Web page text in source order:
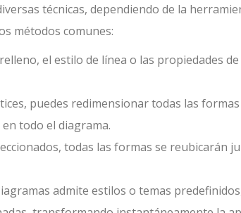
técnicas, dependiendo de la
métodos comunes:
el estilo de línea o las propiedades
puedes redimensionar todas las
todo el diagrama.
todas las formas se reubicarán
admite estilos o temas